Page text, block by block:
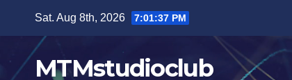
content
Sat. Aug 8th, 2026 7:01:38 PM
MTMstudioclub